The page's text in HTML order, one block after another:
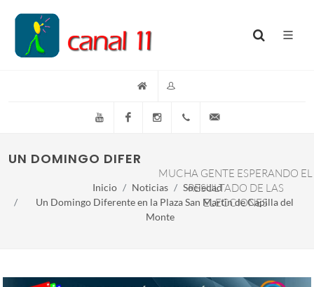
YouTube FacebookInstagram(+54)(9)3548-576073
UN DOMINGO DIFERENTE EN LA PLAZA SAN
MUCHA GENTE ESPERANDO EL
RESULTADO DE LAS
ELECCIONES
Inicio Noticias
Sociedad
Un Domingo Diferente en la Plaza San Martin de Capilla del
Monte